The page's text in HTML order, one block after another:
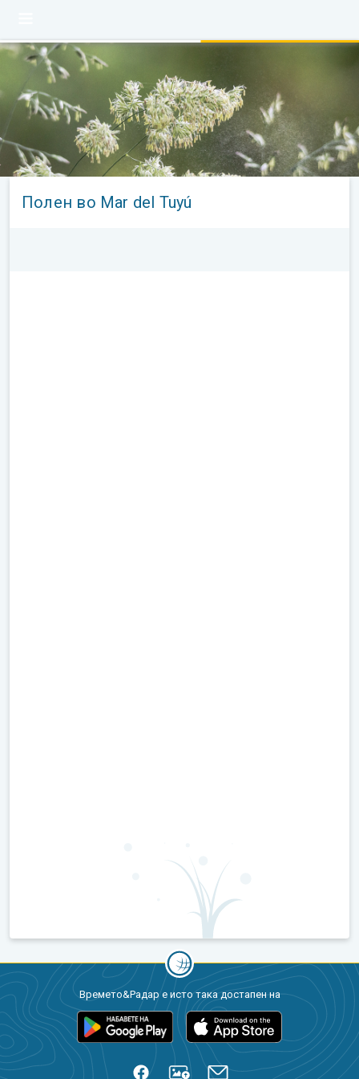
Полен во Mar del Tuyú
Времето&Радар е исто така достапен на